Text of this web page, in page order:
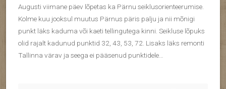
Augusti viimane päev lõpetas ka Pärnu seiklusorienteerumise.
Kolme kuu jooksul muutus Pärnus päris palju ja nii mõnigi
punkt läks kaduma või kaeti tellingutega kinni. Seikluse lõpuks
olid rajalt kadunud punktid 32, 43, 53, 72. Lisaks läks remonti
Tallinna värav ja seega ei pääsenud punktidele…